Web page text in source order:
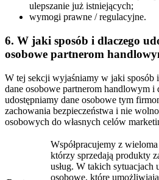
ulepszanie już istniejących;
wymogi prawne / regulacyjne.
6. W jaki sposób i dlaczego
osobowe partnerom
W tej sekcji wyjaśniamy w jaki sposób
dane osobowe partnerom handlowym i
udostępniamy dane osobowe tym
zachowania bezpieczeństwa i nie
osobowych do własnych celów
Współpracujemy z
którzy sprzedają produkty
usług. W takich sytuacjach
osobowe, które